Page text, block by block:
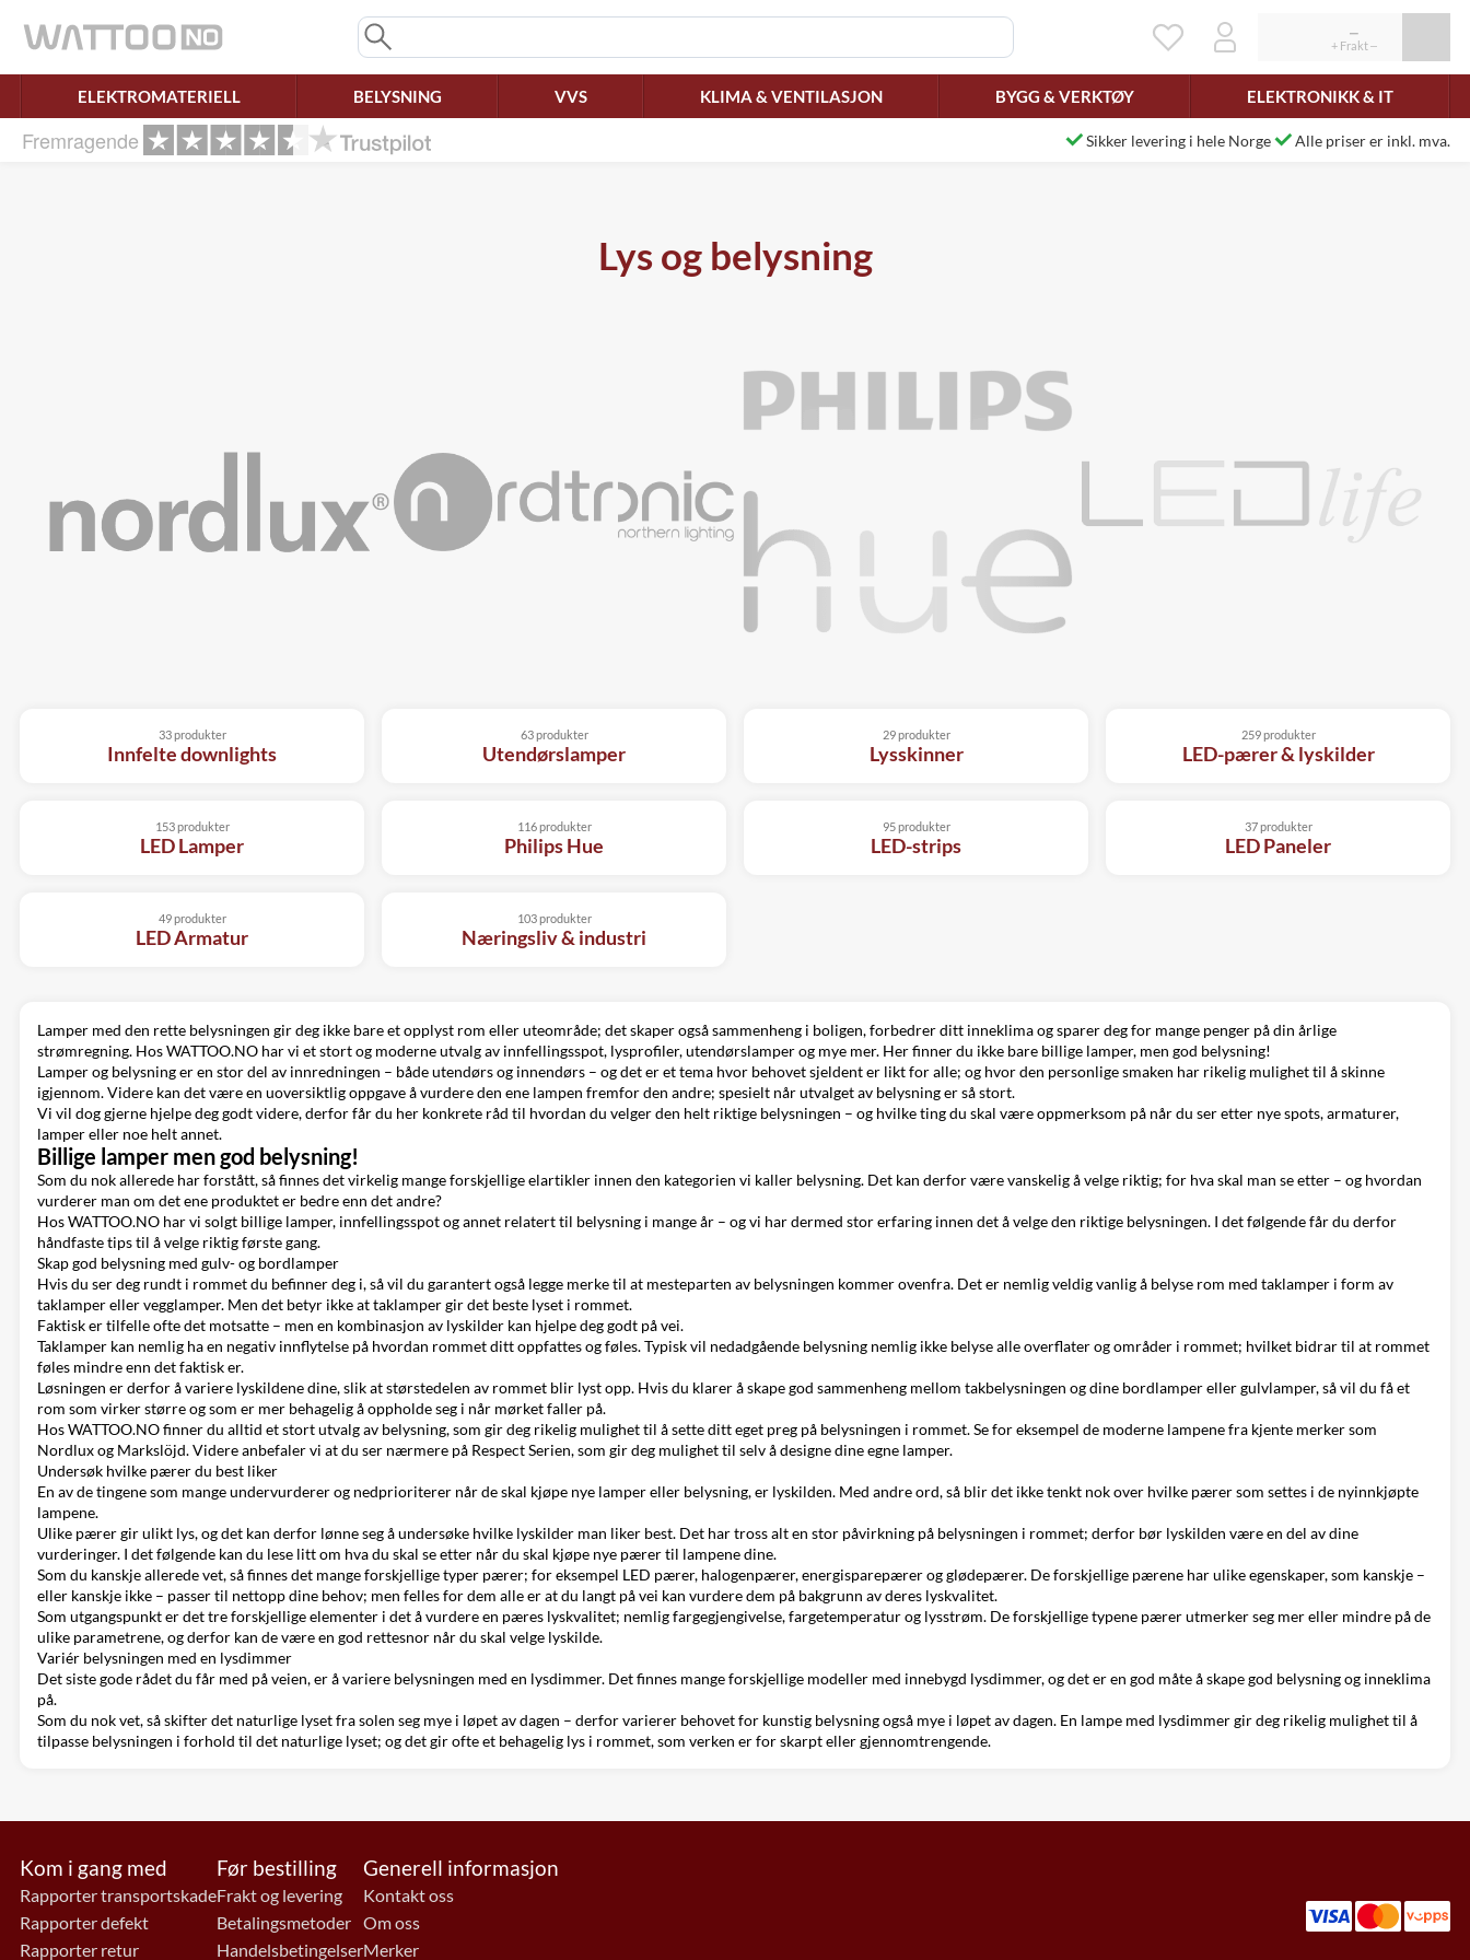
ELEKTROMATERIELL BELYSNING VVS KLIMA & VENTILASJON BYGG & VERKTØY ELEKTRONIKK & IT
Fremragende Sikker levering i hele Norge Alle priser er inkl. mva.
Lys og belysning
Innfelte downlights
33 produkter
Utendørslamper
63 produkter
Lysskinner
29 produkter
LED-pærer & lyskilder
259 produkter
LED Lamper
153 produkter
Philips Hue
116 produkter
LED-strips
95 produkter
LED Paneler
37 produkter
LED Armatur
49 produkter
Næringsliv & industri
103 produkter
Lamper med den rette belysningen gir deg ikke bare et opplyst rom eller uteområde; det skaper også sammenheng i boligen, forbedrer ditt inneklima og sparer deg for mange penger på din årlige
strømregning. Hos WATTOO.NO har vi et stort og moderne utvalg av innfellingsspot, lysprofiler,utendørslamperog mye mer. Her finner du ikke bare billige lamper, men god belysning!
Lamper og belysning er en stor del av innredningen – både utendørs og innendørs – og det er et tema hvor behovet sjeldent er likt for alle; og hvor den personlige smaken har rikelig mulighet til å skinne
igjennom. Videre kan det være en uoversiktlig oppgave å vurdere den ene lampen fremfor den andre; spesielt når utvalget av belysning er så stort.
Vi vil dog gjerne hjelpe deg godt videre, derfor får du her konkrete råd til hvordan du velger den helt riktige belysningen – og hvilke ting du skal være oppmerksom på når du ser etter nye spots, armaturer,
lamper eller noe helt annet.
Billige lamper men god belysning!
Som du nok allerede har forstått, så finnes det virkelig mange forskjelligeelartikler innen den kategorien vi kaller belysning. Det kan derfor være vanskelig å velge riktig; for hva skal man se etter – og hvordan
vurderer man om det ene produktet er bedre enn det andre?
Hos WATTOO.NO har vi solgt billige lamper, innfellingsspot og annet relatert til belysning i mange år – og vi har dermed stor erfaring innen det å velge den riktige belysningen. I det følgende får du derfor
håndfaste tips til å velge riktig første gang.
Skap god belysning med gulv- og bordlamper
Hvis du ser deg rundt i rommet du befinner deg i, så vil du garantert også legge merke til at mesteparten av belysningen kommer ovenfra. Det er nemlig veldig vanlig å belyse rom med taklamper i form av
taklamperellervegglamper. Men det betyr ikke at taklamper gir det beste lyset i rommet.
Faktisk er tilfelle ofte det motsatte – men en kombinasjon av lyskilder kan hjelpe deg godt på vei.
Taklamper kan nemlig ha en negativ innflytelse på hvordan rommet ditt oppfattes og føles. Typisk vil nedadgående belysning nemlig ikke belyse alle overflater og områder i rommet; hvilket bidrar til at rommet
føles mindre enn det faktisk er.
Løsningen er derfor å variere lyskildene dine, slik at størstedelen av rommet blir lyst opp. Hvis du klarer å skape god sammenheng mellom takbelysningen og dine bordlamper ellergulvlamper, så vil du få et
rom som virker større og som er mer behagelig å oppholde seg i når mørket faller på.
Hos WATTOO.NO finner du alltid et stort utvalg av belysning, som gir deg rikelig mulighet til å sette ditt eget preg på belysningen i rommet. Se for eksempel de moderne lampene fra kjente merker som
Nordlux og Markslöjd. Videre anbefaler vi at du ser nærmere på Respect Serien, som gir deg mulighet til selv å designe dine egne lamper.
Undersøk hvilke pærer du best liker
En av de tingene som mange undervurderer og nedprioriterer når de skal kjøpe nye lamper eller belysning, er lyskilden. Med andre ord, så blir det ikke tenkt nok over hvilke pærer som settes i de nyinnkjøpte
lampene.
Ulike pærer gir ulikt lys, og det kan derfor lønne seg å undersøke hvilke lyskilder man liker best. Det har tross alt en stor påvirkning på belysningen i rommet; derfor bør lyskilden være en del av dine
vurderinger. I det følgende kan du lese litt om hva du skal se etter når du skal kjøpe nye pærer til lampene dine.
Som du kanskje allerede vet, så finnes det mange forskjellige typer pærer; for eksempel LED pærer, halogenpærer, energisparepærer og glødepærer. De forskjellige pærene har ulike egenskaper, som kanskje –
eller kanskje ikke – passer til nettopp dine behov; men felles for dem alle er at du langt på vei kan vurdere dem på bakgrunn av deres lyskvalitet.
Som utgangspunkt er det tre forskjellige elementer i det å vurdere en pæres lyskvalitet; nemlig fargegjengivelse, fargetemperatur og lysstrøm. De forskjellige typene pærer utmerker seg mer eller mindre på de
ulike parametrene, og derfor kan de være en god rettesnor når du skal velge lyskilde.
Variér belysningen med en lysdimmer
Det siste gode rådet du får med på veien, er å variere belysningen med en lysdimmer. Det finnes mange forskjellige modeller med innebygd lysdimmer, og det er en god måte å skape god belysning og inneklima
på.
Som du nok vet, så skifter det naturlige lyset fra solen seg mye i løpet av dagen – derfor varierer behovet for kunstig belysning også mye i løpet av dagen. En lampe med lysdimmer gir deg rikelig mulighet til å
tilpasse belysningen i forhold til det naturlige lyset; og det gir ofte et behagelig lys i rommet, som verken er for skarpt eller gjennomtrengende.
Kom i gang med
Rapporter transportskade
Rapporter defekt
Rapporter retur
Før bestilling
Frakt og levering
Betalingsmetoder
Handelsbetingelser
Generell informasjon
Kontakt oss
Om oss
Merker
Rett samtykke!